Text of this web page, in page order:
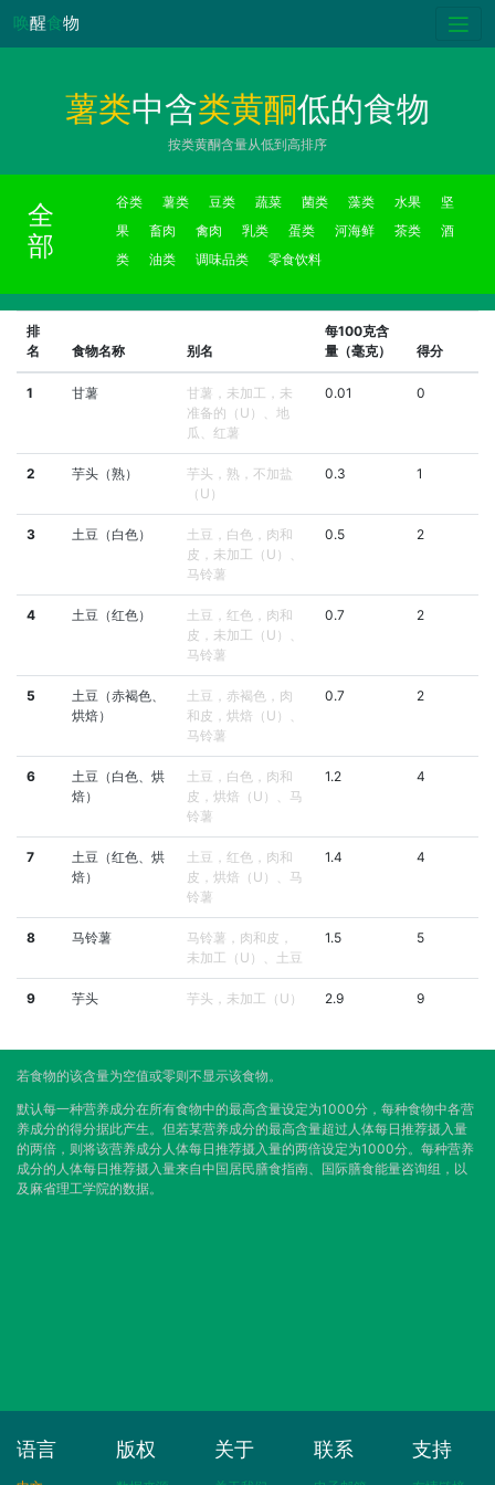
唤醒食物
薯类中含类黄酮低的食物
按类黄酮含量从低到高排序
全
部
谷类 薯类 豆类 蔬菜 菌类 藻类 水果
坚
果
畜肉 禽肉 乳类 蛋类 河海鲜 茶类
酒
类
油类 调味品类 零食饮料
排
名
食物名称 别名
每100克含
量（毫克）
得分
1 甘薯
甘薯，未加工，未
准备的（U）、地
瓜、红薯
0.01 0
2 芋头（熟）
芋头，熟，不加盐
（U）
0.3 1
3 土豆（白色）
土豆，白色，肉和
皮，未加工（U）、
马铃薯
0.5 2
4 土豆（红色）
土豆，红色，肉和
皮，未加工（U）、
马铃薯
0.7 2
5
土豆（赤褐色、
烘焙）
土豆，赤褐色，肉
和皮，烘焙（U）、
马铃薯
0.7 2
6
土豆（白色、烘
焙）
土豆，白色，肉和
皮，烘焙（U）、马
铃薯
1.2 4
7
土豆（红色、烘
焙）
土豆，红色，肉和
皮，烘焙（U）、马
铃薯
1.4 4
8 马铃薯
马铃薯，肉和皮，
未加工（U）、土豆
1.5 5
9 芋头 芋头，未加工（U） 2.9 9
若食物的该含量为空值或零则不显示该食物。
默认每一种营养成分在所有食物中的最高含量设定为1000分，每种食物中各营
养成分的得分据此产生。但若某营养成分的最高含量超过人体每日推荐摄入量
的两倍，则将该营养成分人体每日推荐摄入量的两倍设定为1000分。每种营养
成分的人体每日推荐摄入量来自中国居民膳食指南、国际膳食能量咨询组，以
及麻省理工学院的数据。
语言 版权 关于 联系 支持